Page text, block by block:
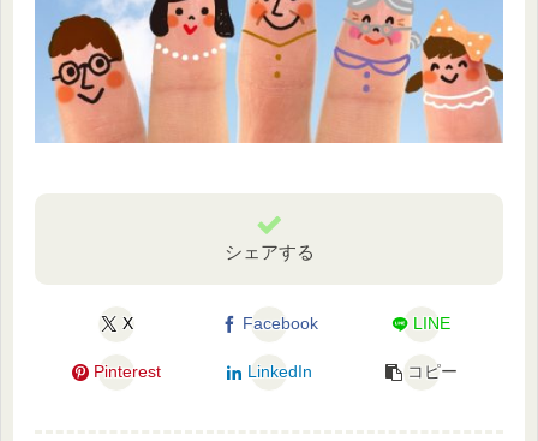
シェアする
X Facebook LINE
Pinterest LinkedIn コピー